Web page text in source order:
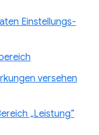
Einstellungs-
versehen
„Leistung“